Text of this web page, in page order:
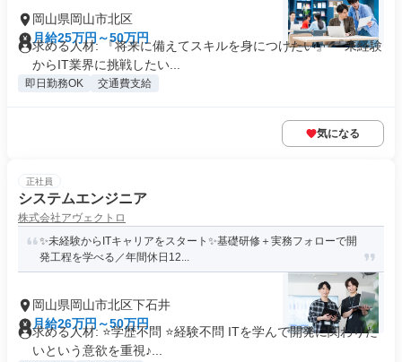
岡山県岡山市北区
月給25万円～50万円
求める人材: 『将来に備えてスキルを身につけたい』 『未経験
からIT業界に挑戦したい...
即日勤務OK 交通費支給
気になる
正社員
システムエンジニア
株式会社アヴェクトロ
✨未経験からITキャリアをスタート✨基礎研修＋実務フォローで開
発工程を学べる／年間休日12...
岡山県岡山市北区下石井
月給26万円～50万円
求める人材: ⭐学歴不問 ⭐経験不問 ITを学んで開発に関わりた
いという意欲を重視♪...